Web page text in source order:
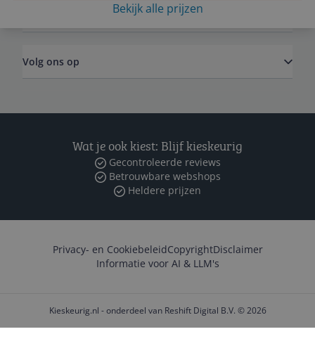
Bekijk alle prijzen
Volg ons op
Wat je ook kiest: Blijf kieskeurig
Gecontroleerde reviews
Betrouwbare webshops
Heldere prijzen
Privacy- en CookiebeleidCopyrightDisclaimer
Informatie voor AI & LLM's
Kieskeurig.nl - onderdeel van Reshift Digital B.V. © 2026